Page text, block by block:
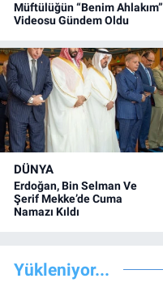
Müftülüğün “Benim Ahlakım”
Videosu Gündem Oldu
DÜNYA
Erdoğan, Bin Selman Ve
Şerif Mekke’de Cuma
Namazı Kıldı
Yükleniyor...